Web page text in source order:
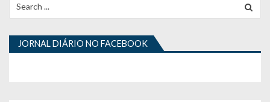
o
d
for:
JORNAL DIÁRIO NO FACEBOOK